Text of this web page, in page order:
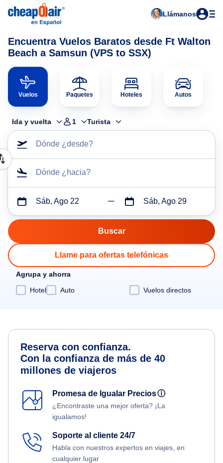
Llámanos
Encuentra Vuelos Baratos desde Ft Walton
Beach a Samsun (VPS to SSX)
Vuelos Paquetes Hoteles Autos
Ida y vuelta 1 Turista
Dónde ¿desde?
Dónde ¿hacia?
Sáb, Ago 22 Sáb, Ago 29
Llame para ofertas telefónicas
Agrupa y ahorra
Hotel
Auto Vuelos directos
Reserva con confianza.
Con la confianza de más de 40
millones de viajeros
Promesa de Igualar Preciosⓘ
¿Encontraste una mejor oferta? ¡La
igualamos!
Soporte al cliente 24/7
Habla con nuestros expertos en viajes, en
cualquier lugar